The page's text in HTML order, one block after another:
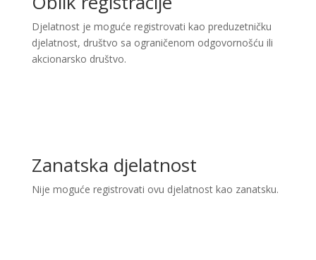
Djelatnost je moguće registrovati kao preduzetničku
djelatnost, društvo sa ograničenom odgovornošću ili
akcionarsko društvo.
Zanatska djelatnost
Nije moguće registrovati ovu djelatnost kao zanatsku.